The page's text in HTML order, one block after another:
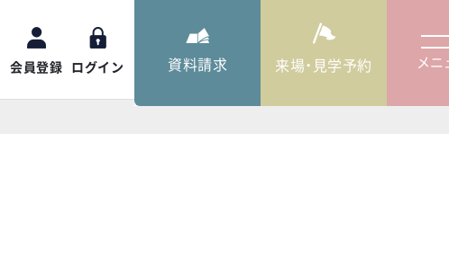
会員登録 ログイン 資料請求 来場・見学予約 メニ